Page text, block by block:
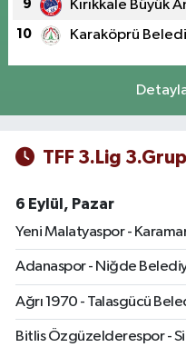
9 Kırıkkale Büyük
10 Karaköprü
TFF 3.Lig
6 Eylül, Pazar
Yeni Malatyaspor -
Adanaspor - Niğde
Ağrı 1970 - Talasgücü
Bitlis Özgüzelderespor -